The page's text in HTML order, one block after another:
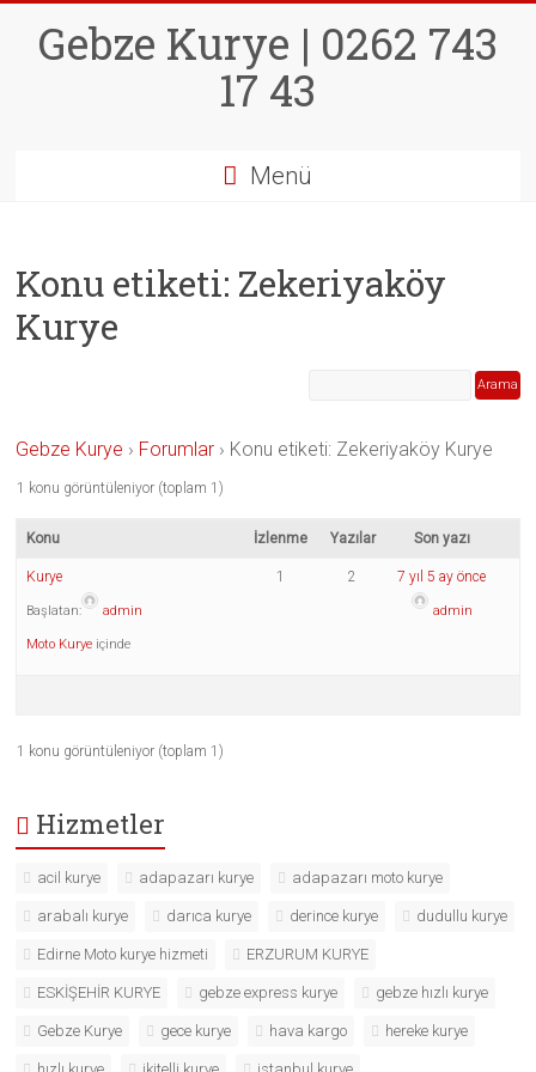
contentGebze Kurye | 0262 743
17 43
Menü
Konu etiketi: Zekeriyaköy
Kurye
Gebze Kurye › Forumlar › Konu etiketi: Zekeriyaköy Kurye
1 konu görüntüleniyor (toplam 1)
Konu İzlenme Yazılar Son yazı
Kurye
Başlatan: admin
Moto Kurye içinde
1 2 7 yıl 5 ay önce
admin
1 konu görüntüleniyor (toplam 1)
Hizmetler
acil kurye adapazarı kurye adapazarı moto kurye
arabalı kurye darıca kurye derince kurye dudullu kurye
Edirne Moto kurye hizmeti ERZURUM KURYE
ESKİŞEHİR KURYE gebze express kurye gebze hızlı kurye
Gebze Kurye gece kurye hava kargo hereke kurye